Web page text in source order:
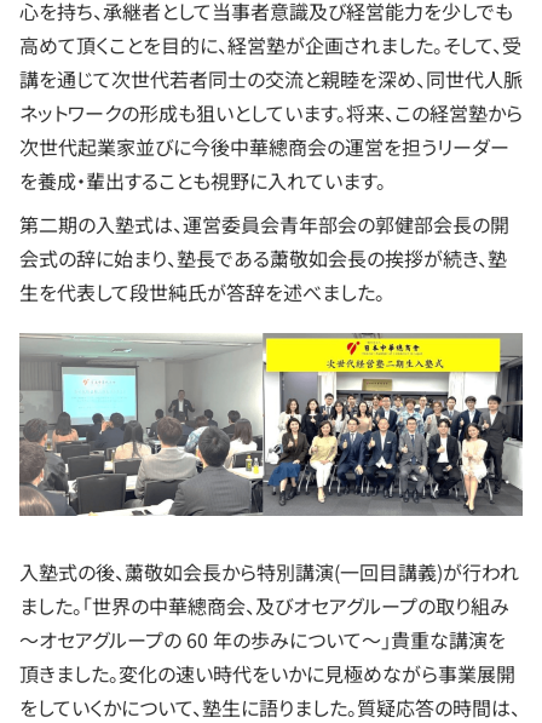
心を持ち、承継者として当事者意識及び経営能力を少しでも
高めて頂くことを目的に、経営塾が企画されました。そして、受
講を通じて次世代若者同士の交流と親睦を深め、同世代人脈
ネットワークの形成も狙いとしています。将来、この経営塾から
次世代起業家並びに今後中華總商会の運営を担うリーダー
を養成・輩出することも視野に入れています。
第二期の入塾式は、運営委員会青年部会の郭健部会長の開
会式の辞に始まり、塾長である䔥敬如会長の挨拶が続き、塾
生を代表して段世純氏が答辞を述べました。
入塾式の後、䔥敬如会長から特別講演(一回目講義)が行われ
ました。「世界の中華總商会、及びオセアグループの取り組み
～オセアグループの 60 年の歩みについて～」貴重な講演を
頂きました。変化の速い時代をいかに見極めながら事業展開
をしていくかについて、塾生に語りました。質疑応答の時間は、